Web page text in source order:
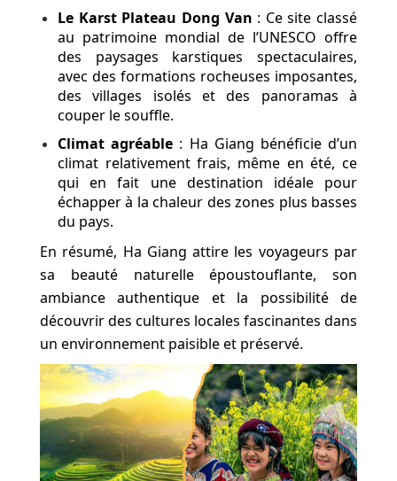
Le Karst Plateau Dong Van : Ce site classé
au patrimoine mondial de l’UNESCO offre
des paysages karstiques spectaculaires,
avec des formations rocheuses imposantes,
des villages isolés et des panoramas à
couper le souffle.
Climat agréable : Ha Giang bénéficie d’un
climat relativement frais, même en été, ce
qui en fait une destination idéale pour
échapper à la chaleur des zones plus basses
du pays.
En résumé, Ha Giang attire les voyageurs par
sa beauté naturelle époustouflante, son
ambiance authentique et la possibilité de
découvrir des cultures locales fascinantes dans
un environnement paisible et préservé.